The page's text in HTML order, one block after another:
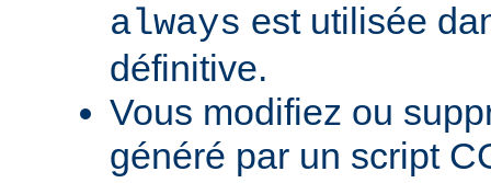
always est utilisée
définitive.
Vous modifiez ou
généré par un script